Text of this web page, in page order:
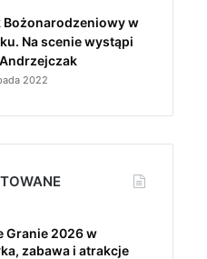
Bożonarodzeniowy w
Na scenie wystąpi
2022
Granie 2026 w
zabawa i atrakcje